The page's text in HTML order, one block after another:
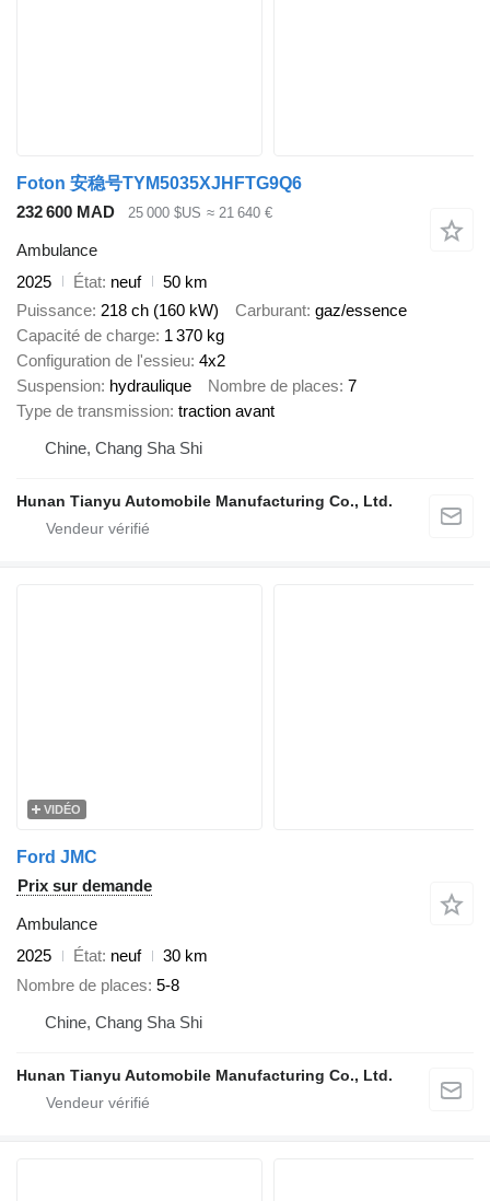
Foton 安稳号TYM5035XJHFTG9Q6
232 600 MAD
25 000 $US ≈ 21 640 €
Ambulance
2025
État neuf
50 km
Puissance 218 ch (160 kW) Carburant gaz/essence
Capacité de charge 1 370 kg
Configuration de l'essieu 4x2
Suspension hydraulique Nombre de places 7
Type de transmission traction avant
Chine, Chang Sha Shi
Hunan Tianyu Automobile Manufacturing Co., Ltd.
VIDÉO
Ford JMC
Prix sur demande
Ambulance
2025
État neuf
30 km
Nombre de places 5-8
Chine, Chang Sha Shi
Hunan Tianyu Automobile Manufacturing Co., Ltd.